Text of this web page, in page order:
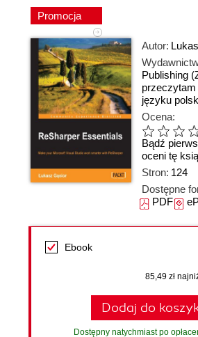
Promocja
Autor:
Publishing
języku
Ocena:
Bądź
oceni tę
Stron: 124
Dostępne
PDF
Ebook
85,49 zł
Dodaj do
Dostępny natychmiast po